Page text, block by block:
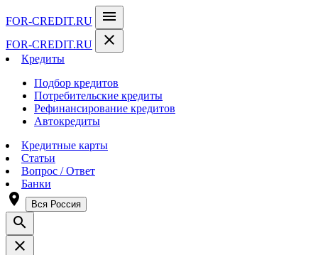
FOR-CREDIT.RU menu
FOR-CREDIT.RU close
Кредиты
Подбор кредитов
Потребительские кредиты
Рефинансирование кредитов
Автокредиты
Кредитные карты
Статьи
Вопрос / Ответ
Банки
room Вся Россия
search
close